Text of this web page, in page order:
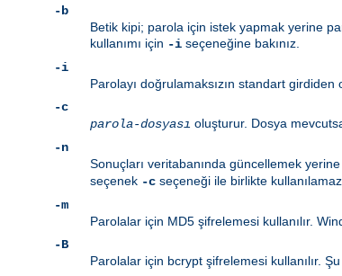
-b
Betik kipi; parola için istek yapmak yerine
kullanımı için -i seçeneğine bakınız.
-i
Parolayı doğrulamaksızın standart girdiden
-c
parola-dosyası oluşturur. Dosya
-n
Sonuçları veritabanında güncellemek
seçenek -c seçeneği ile birlikte kullanılamaz.
-m
Parolalar için MD5 şifrelemesi kullanılır.
-B
Parolalar için bcrypt şifrelemesi kullanılır.